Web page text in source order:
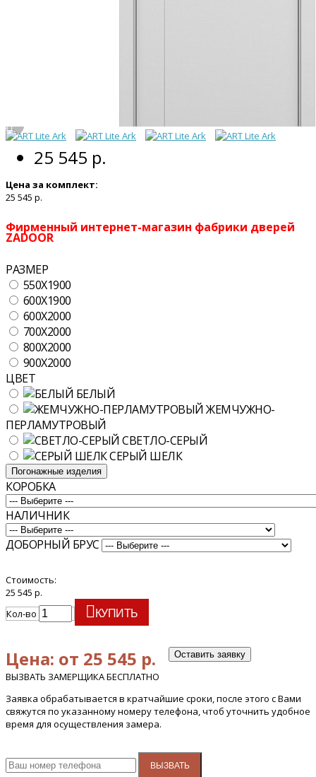
25 545 р.
Цена за комплект:
25 545 р.
Фирменный интернет-магазин фабрики дверей
ZADOOR
РАЗМЕР
550X1900
600X1900
600X2000
700X2000
800X2000
900X2000
ЦВЕТ
БЕЛЫЙ
ЖЕМЧУЖНО-
ПЕРЛАМУТРОВЫЙ
СВЕТЛО-СЕРЫЙ
СЕРЫЙ ШЕЛК
Погонажные изделия
КОРОБКА
НАЛИЧНИК
ДОБОРНЫЙ БРУС
Стоимость:
25 545 р.
Кол-во
КУПИТЬ
Цена: от 25 545 р. Оставить заявку
ВЫЗВАТЬ ЗАМЕРЩИКА БЕСПЛАТНО
Заявка обрабатывается в кратчайшие сроки, после этого с Вами
свяжутся по указанному номеру телефона, чтоб уточнить удобное
время для осуществления замера.
ВЫЗВАТЬ